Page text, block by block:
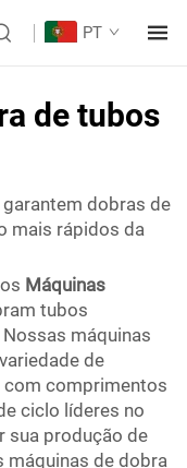
PT
de tubos
dobras de
mais rápidos da
Máquinas
tubos
máquinas
de
com comprimentos
ciclo líderes no
sua produção de
máquinas de dobra